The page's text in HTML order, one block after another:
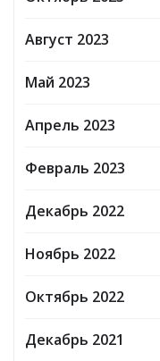
Август 2023
Май 2023
Апрель 2023
Февраль 2023
Декабрь 2022
Ноябрь 2022
Октябрь 2022
Декабрь 2021